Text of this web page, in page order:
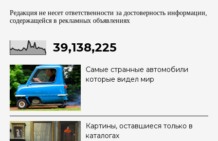
Редакция не несет ответственности за достоверность информации,
содержащейся в рекламных объявленияx
39,138,225
Самые странные автомобили
которые видел мир
Картины, оставшиеся только в
каталогах